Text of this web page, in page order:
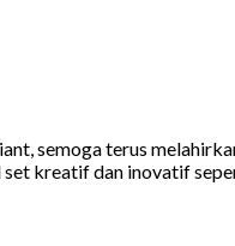
semoga terus
kreatif dan inovatif